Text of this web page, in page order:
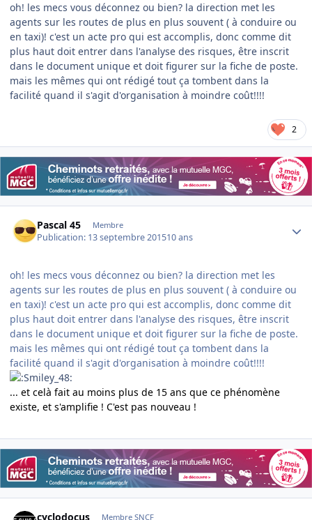
oh! les mecs vous déconnez ou bien? la direction met les
agents sur les routes de plus en plus souvent ( à conduire ou
en taxi)! c'est un acte pro qui est accomplis, donc comme dit
plus haut doit entrer dans l'analyse des risques, être inscrit
dans le document unique et doit figurer sur la fiche de poste.
mais les mêmes qui ont rédigé tout ça tombent dans la
facilité quand il s'agit d'organisation à moindre coût!!!!
2
Pascal 45 Membre
Publication: 13 septembre 201510 ans
oh! les mecs vous déconnez ou bien? la direction met les
agents sur les routes de plus en plus souvent ( à conduire ou
en taxi)! c'est un acte pro qui est accomplis, donc comme dit
plus haut doit entrer dans l'analyse des risques, être inscrit
dans le document unique et doit figurer sur la fiche de poste.
mais les mêmes qui ont rédigé tout ça tombent dans la
facilité quand il s'agit d'organisation à moindre coût!!!!
... et celà fait au moins plus de 15 ans que ce phénomène
existe, et s'amplifie ! C'est pas nouveau !
cyclodocus Membre SNCF